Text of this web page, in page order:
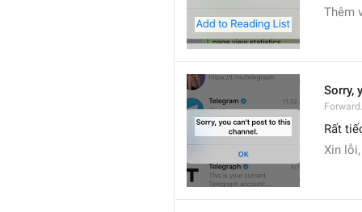
Thêm
Sorry,
Rất
Xin